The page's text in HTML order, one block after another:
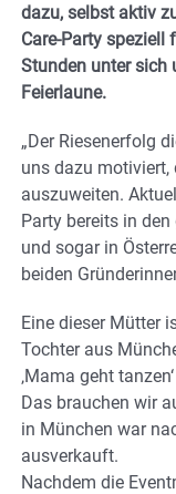
dazu, selbst aktiv
Care-Party speziell
Stunden unter sich
Feierlaune.
„Der Riesenerfolg
uns dazu motiviert,
auszuweiten.
Party bereits in
und sogar in
beiden
Eine dieser Mütter
Tochter aus
‚Mama geht
Das brauchen wir
in München war
ausverkauft.
Nachdem die